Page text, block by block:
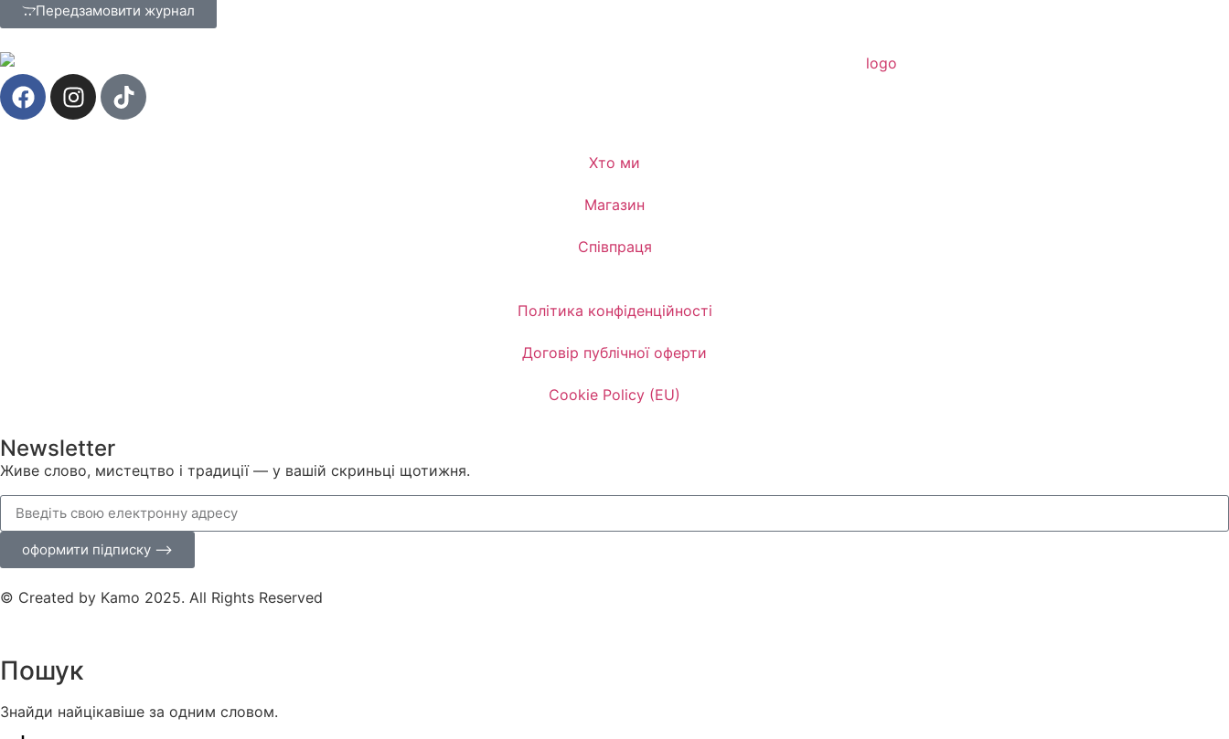
Передзамовити журнал
Хто ми
Магазин
Співпраця
Політика конфіденційності
Договір публічної оферти
Cookie Policy (EU)
Newsletter
Живе слово, мистецтво і традиції — у вашій скриньці щотижня.
оформити підписку ⟶
© Created by Kamo 2025. All Rights Reserved
Пошук
Знайди найцікавіше за одним словом.